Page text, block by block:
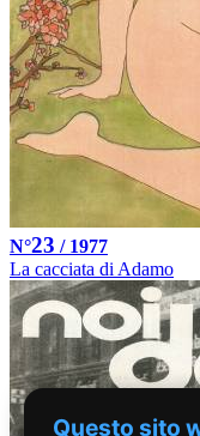
N°23 / 1977
La cacciata di Adamo
Questo sito